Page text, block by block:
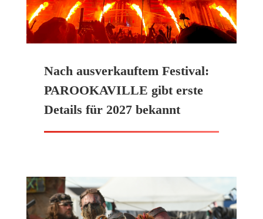
Nach ausverkauftem Festival:
PAROOKAVILLE gibt erste
Details für 2027 bekannt